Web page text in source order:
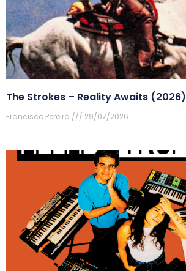
The Strokes – Reality Awaits (2026)
Francisco Pereira 29/07/2026